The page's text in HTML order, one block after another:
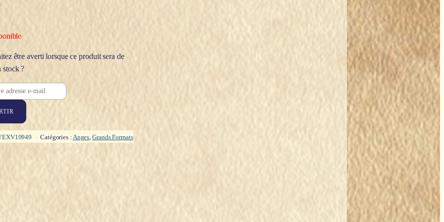
être averti lorsque ce produit sera de
stock ?
Catégories : Anges,Grands Formats